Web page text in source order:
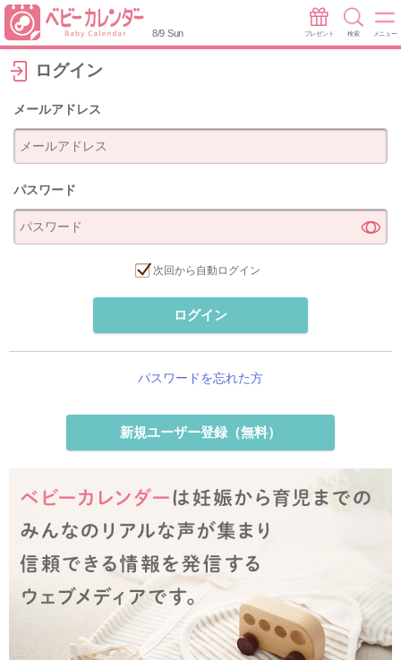
8/9 Sun プレゼント 検索 メニュー
ログイン
メールアドレス
パスワード
次回から自動ログイン
ログイン
パスワードを忘れた方
新規ユーザー登録（無料）